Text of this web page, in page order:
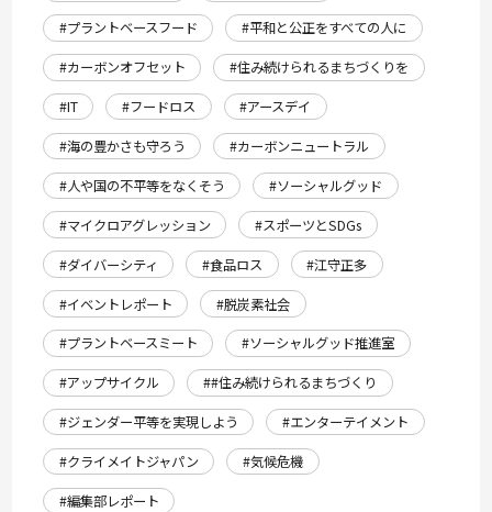
#プラントベースフード
#平和と公正をすべての人に
#カーボンオフセット
#住み続けられるまちづくりを
#IT
#フードロス
#アースデイ
#海の豊かさも守ろう
#カーボンニュートラル
#人や国の不平等をなくそう
#ソーシャルグッド
#マイクロアグレッション
#スポーツとSDGs
#ダイバーシティ
#食品ロス
#江守正多
#イベントレポート
#脱炭素社会
#プラントベースミート
#ソーシャルグッド推進室
#アップサイクル
##住み続けられるまちづくり
#ジェンダー平等を実現しよう
#エンターテイメント
#クライメイトジャパン
#気候危機
#編集部レポート